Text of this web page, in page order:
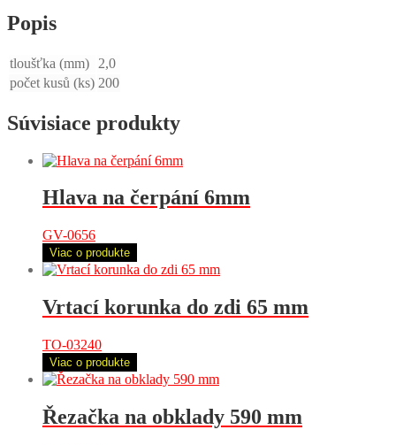
Popis
tloušťka (mm)
2,0
počet kusů (ks) 200
Súvisiace produkty
Hlava na čerpání 6mm
GV-0656
Viac o produkte
Vrtací korunka do zdi 65 mm
TO-03240
Viac o produkte
Řezačka na obklady 590 mm